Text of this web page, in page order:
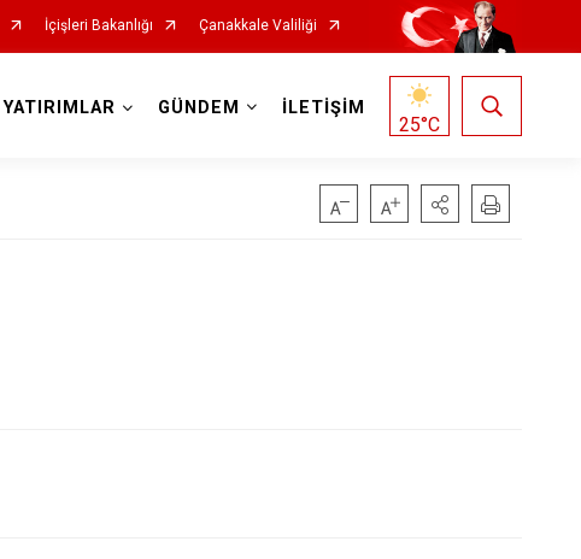
İçişleri Bakanlığı Çanakkale Valiliği
YATIRIMLAR GÜNDEM İLETİŞİM
25°C